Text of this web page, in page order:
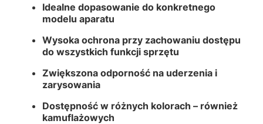
Idealne dopasowanie do konkretnego
modelu aparatu
Wysoka ochrona przy zachowaniu dostępu
do wszystkich funkcji sprzętu
Zwiększona odporność na uderzenia i
zarysowania
Dostępność w różnych kolorach – również
kamuflażowych